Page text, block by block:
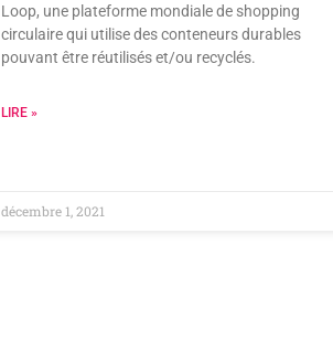
Loop, une plateforme mondiale de shopping
circulaire qui utilise des conteneurs durables
pouvant être réutilisés et/ou recyclés.
LIRE »
décembre 1, 2021